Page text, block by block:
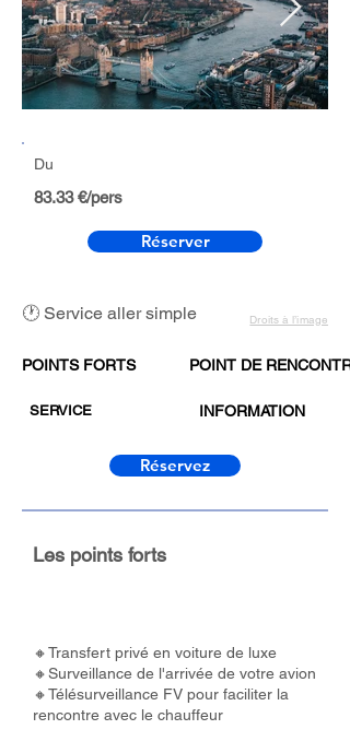
Du
83.33 €/pers
Réserver
🕐 Service aller simple Droits à l’image
POINTS FORTS
SERVICE
POINT DE
INFORMATION
Réservez
Les points forts
🔸Transfert privé en voiture de luxe
🔸Surveillance de l'arrivée de votre avion
🔸Télésurveillance FV pour faciliter la
rencontre avec le chauffeur